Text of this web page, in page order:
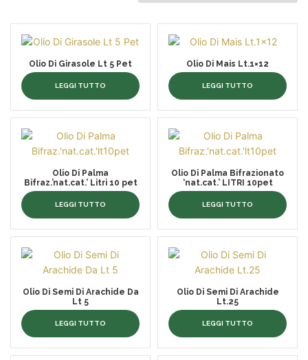
Olio Di Girasole Lt 5 Pet
LEGGI TUTTO
Olio Di Mais Lt.1×12
LEGGI TUTTO
Olio Di Palma
Bifraz.’nat.cat.’ Litri 10 pet
LEGGI TUTTO
Olio Di Palma Bifrazionato
‘nat.cat.’ LITRI 10pet
LEGGI TUTTO
Olio Di Semi Di Arachide Da
Lt 5
LEGGI TUTTO
Olio Di Semi Di Arachide
Lt.25
LEGGI TUTTO